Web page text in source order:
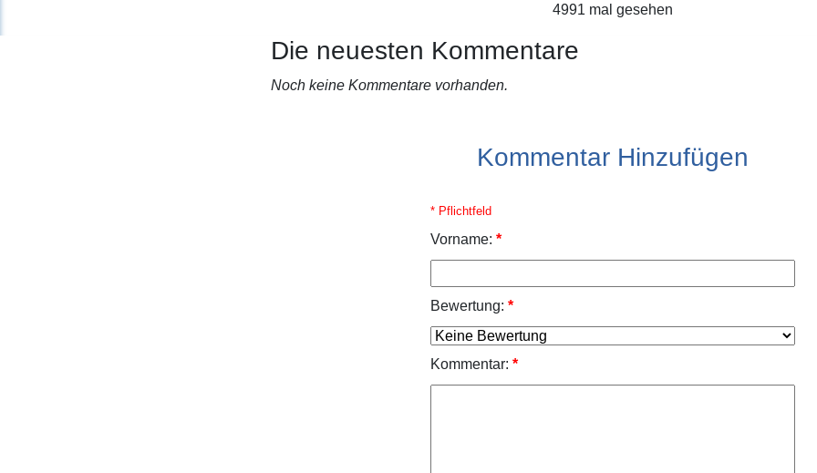
4991 mal gesehen
Die neuesten Kommentare
Noch keine Kommentare vorhanden.
Kommentar Hinzufügen
* Pflichtfeld
Vorname: *
Bewertung: *
Kommentar: *